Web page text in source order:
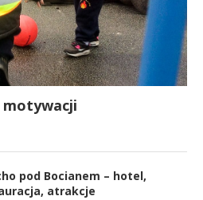
motywacji
pod Bocianem – hotel,
atrakcje